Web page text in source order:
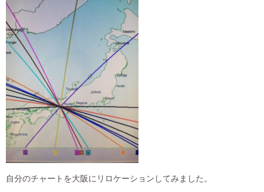
自分のチャートを大阪にリロケーションしてみました。